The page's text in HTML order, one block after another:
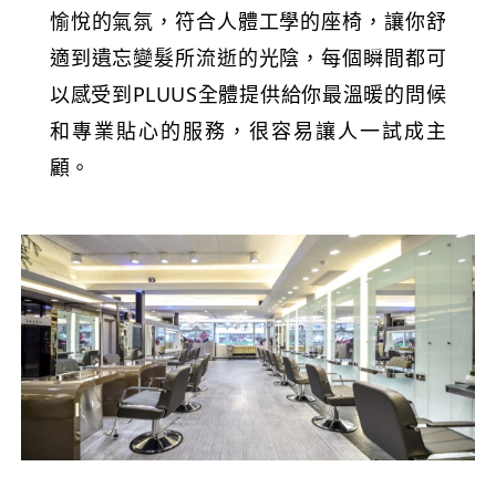
愉悅的氣氛，符合人體工學的座椅，讓你舒
適到遺忘變髮所流逝的光陰，每個瞬間都可
以感受到PLUUS全體提供給你最溫暖的問候
和專業貼心的服務，很容易讓人一試成主
顧。